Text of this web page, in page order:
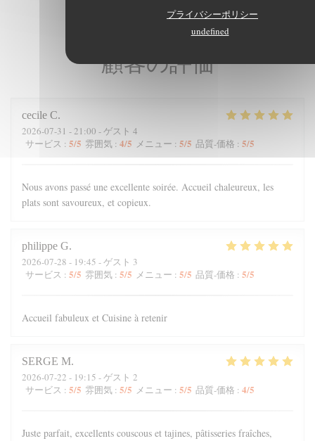
プライバシーポリシー
undefined
顧客の評価
cecile C
2026-07-31 - 21:00 - ゲスト 4
サービス : 5/5 雰囲気 : 4/5 メニュー : 5/5 品質-価格 : 5/5
Nous avons passé une excellente soirée. Accueil chaleureux, les
plats sont savoureux, et copieux.
philippe G
2026-07-28 - 19:45 - ゲスト 3
サービス : 5/5 雰囲気 : 5/5 メニュー : 5/5 品質-価格 : 5/5
Accueil fabuleux et Cuisine à retenir
SERGE M
2026-07-22 - 19:15 - ゲスト 2
サービス : 5/5 雰囲気 : 5/5 メニュー : 5/5 品質-価格 : 4/5
Juste parfait, excellents couscous et tajines, pâtisseries fraîches,